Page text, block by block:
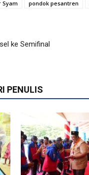
Syam pondok pesantren
ke Semifinal
PENULIS